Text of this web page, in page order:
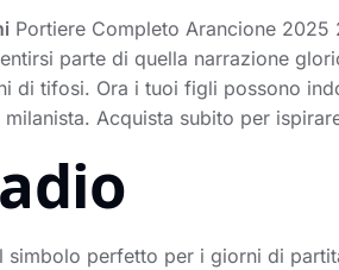
Portiere Completo Arancione 2025
parte di quella narrazione
di tifosi. Ora i tuoi figli possono
Acquista subito per
perfetto per i giorni di